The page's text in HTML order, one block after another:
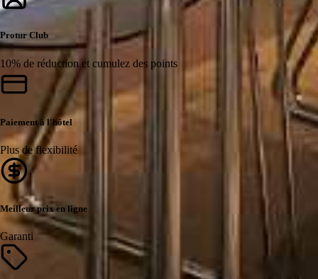
Protur Club
10% de réduction et cumulez des points
Paiement à l'hôtel
Plus de flexibilité
Meilleur prix en ligne
Garanti